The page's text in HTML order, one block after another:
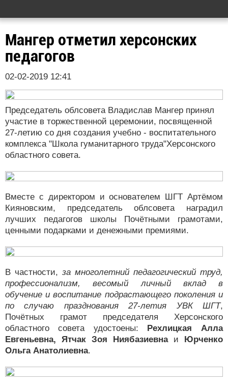
Мангер отметил херсонских
педагогов
02-02-2019 12:41
Председатель облсовета Владислав Мангер принял
участие в торжественной церемонии, посвященной
27-летию со дня создания учебно - воспитательного
комплекса "Школа гуманитарного труда"Херсонского
областного совета.
Вместе с директором и основателем ШГТ Артёмом
Кияновским, председатель облсовета наградил
лучших педагогов школы Почётными грамотами,
ценными подарками и денежными премиями.
В частности, за многолетний педагогический труд,
профессионализм, весомый личный вклад в
обучение и воспитание подрастающего поколения и
по случаю празднования 27-летия УВК ШГТ,
Почётных грамот председателя Херсонского
областного совета удостоены: Рехлицкая Алла
Евгеньевна, Ятчак Зоя Ниябазиевнаи Юрченко
Ольга Анатолиевна.